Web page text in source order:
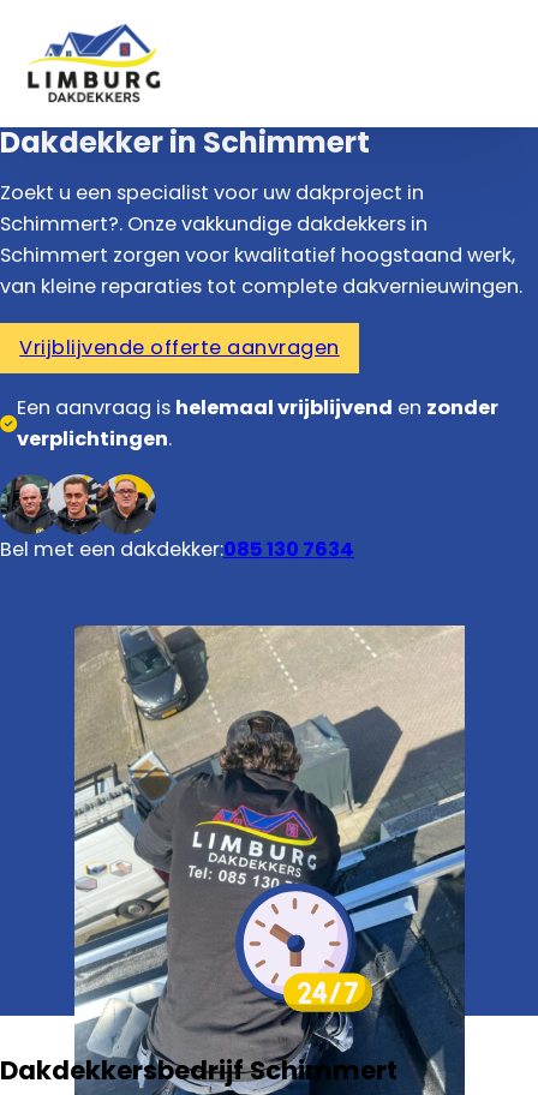
Dakdekker in Schimmert
Zoekt u een specialist voor uw dakproject in
Schimmert?. Onze vakkundige dakdekkers in
Schimmert zorgen voor kwalitatief hoogstaand werk,
van kleine reparaties tot complete dakvernieuwingen.
Vrijblijvende offerte aanvragen
Een aanvraag is helemaal vrijblijvend en zonder
verplichtingen.
Bel met een dakdekker:085 130 7634
Dakdekkersbedrijf Schimmert